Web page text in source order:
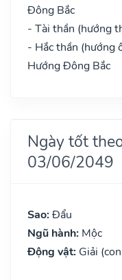
Đông Bắc
- Tài thần (hướng
- Hắc thần (hướng
Hướng Đông Bắc
Ngày tốt
03/06/2049
Sao: Đẩu
Ngũ hành: Mộc
Động vật: Giải